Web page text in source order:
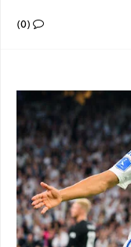
في سوسة والأمن يوقف أحد المعتدين
مباريات الجولة 29
(0)